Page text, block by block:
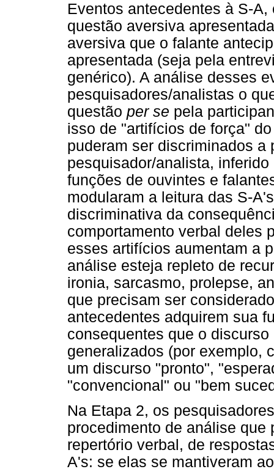
Eventos antecedentes à S-
questão aversiva
aversiva que o falante
apresentada (seja pela
genérico). A análise desses
pesquisadores/analistas o
questão per se pela
isso de "artifícios de força"
puderam ser discriminados a
pesquisador/analista,
funções de ouvintes e
modularam a leitura das S-
discriminativa da
comportamento verbal deles
esses artifícios aumentam a
análise esteja repleto de
ironia, sarcasmo, prolepse,
que precisam ser
antecedentes adquirem sua
consequentes que o
generalizados (por exemplo,
um discurso "pronto",
"convencional" ou "bem
Na Etapa 2, os
procedimento de análise
repertório verbal, de
A's: se elas se mantiveram